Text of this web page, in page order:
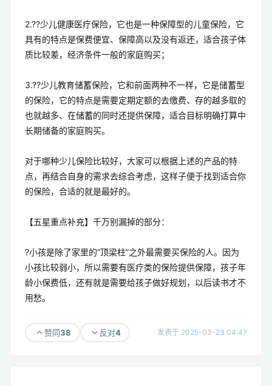
2.??少儿健康医疗保险，它也是一种保障型的儿童保险，它
具有的特点是保费便宜、保障高以及没有返还，适合孩子体
质比较差，经济条件一般的家庭购买；
3.??少儿教育储蓄保险，它和前面两种不一样，它是储蓄型
的保险，它的特点是需要定期定额的去缴费、存的越多取的
也就越多、在储蓄的同时还提供保障，适合目标明确打算中
长期储备的家庭购买。
对于哪种少儿保险比较好，大家可以根据上述的产品的特
点，再结合自身的需求去综合考虑，这样子便于找到适合你
的保险，合适的就是最好的。
【五星重点补充】千万别漏掉的部分：
?小孩是除了家里的“顶梁柱”之外最需要买保险的人。因为
小孩比较弱小，所以需要有医疗类的保险提供保障，孩子年
龄小保费低，还有就是需要给孩子做好规划，以后读书才不
用愁。
赞同38 反对4 发表于 2025-03-23 04:47